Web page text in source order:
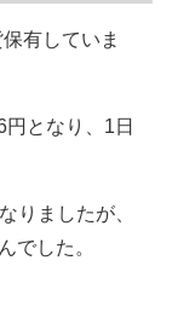
有していま
となり、1日
りましたが、
でした。